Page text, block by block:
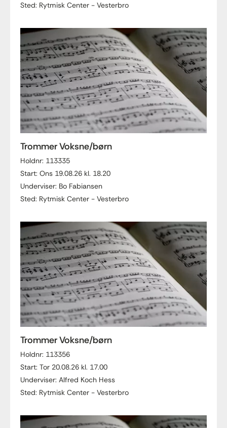
Sted: Rytmisk Center - Vesterbro
Trommer Voksne/børn
Holdnr: 113335
Start: Ons 19.08.26 kl. 18.20
Underviser: Bo Fabiansen
Sted: Rytmisk Center - Vesterbro
Trommer Voksne/børn
Holdnr: 113356
Start: Tor 20.08.26 kl. 17.00
Underviser: Alfred Koch Hess
Sted: Rytmisk Center - Vesterbro